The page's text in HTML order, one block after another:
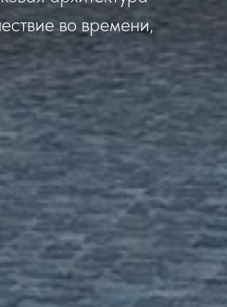
во времени,